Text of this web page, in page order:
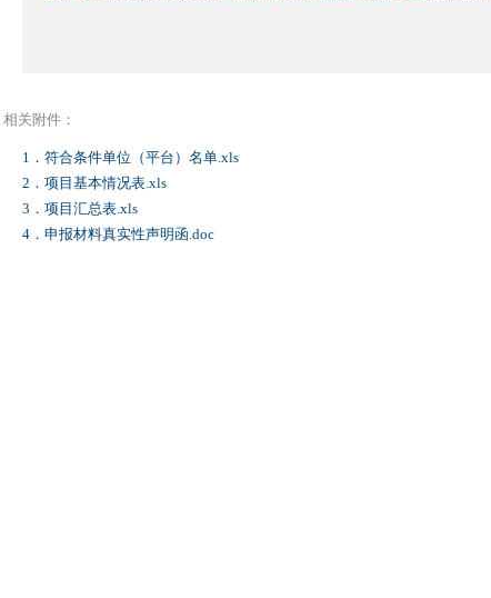
相关附件：
1．符合条件单位（平台）名单.xls
2．项目基本情况表.xls
3．项目汇总表.xls
4．申报材料真实性声明函.doc